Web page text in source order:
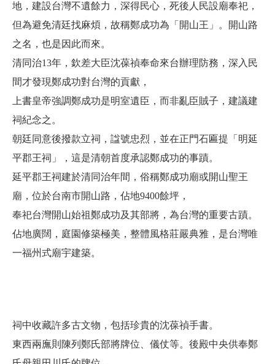
地，建設台灣不遺餘力，深得民心，死後人民設廟奉祀，
但為避免清廷找麻煩，故稱鄭成功為「開山王」。開山路
之名，也是因此而來。
清同治13年，欽差大臣沈葆禎奉命來台辦理防務，深入民
間才發現鄭成功對台灣的貢獻，
上書皇帝強調鄭成功是明室遺臣，而非亂臣賊子，建議建
祠紀念之。
朝廷同意後撥款立祠，諡號忠烈，並在正門石匾提「明延
平郡王祠」，這是清朝首度承認鄭成功的事蹟。
延平郡王祠建於清同治年間，俗稱鄭成功廟或開山聖王
廟，位於台南市開山路，佔地9400餘坪，
奉祀台灣開山始祖鄭成功及其部將，為台灣的重要古蹟。
佔地廣闊，庭園修築極美，整體風格莊嚴典雅，是台灣唯
一福州式廟宇建築。
祠中收藏許多古文物，包括珍貴的沈葆禎手書。
東西兩廡則陳列鄭氏部將牌位、儀仗等。後殿中央供奉鄭